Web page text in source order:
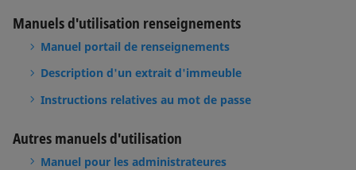
Manuels d'utilisation renseignements
Manuel portail de renseignements
Description d'un extrait d'immeuble
Instructions relatives au mot de passe
Autres manuels d'utilisation
Manuel pour les administrateures